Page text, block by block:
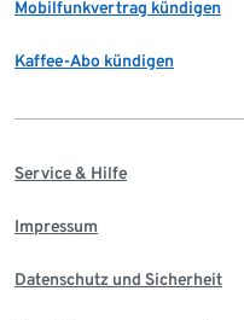
Mobilfunkvertrag kündigen
Kaffee-Abo kündigen
Service & Hilfe
Impressum
Datenschutz und Sicherheit